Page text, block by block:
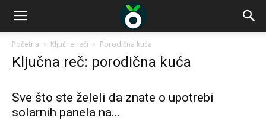
Početna Ključne reči Porodična kuća
Ključna reč: porodična kuća
Sve što ste želeli da znate o upotrebi
solarnih panela na...